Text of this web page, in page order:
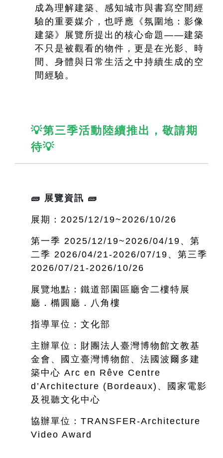
成為理解建築、感知城市與書寫空間經
驗的重要媒介，也呼應《氛圍地：影像
建築》展覽所提出的核心命題——建築
不只是被觀看的物件，更是在光影、時
間、身體與日常生活之中持續生成的空
間經驗。
💡第三季活動陸續推出，敬請期
待💡
🧱 展覽資訊 🧱
展期：2025/12/19~2026/10/26
第一季 2025/12/19~ 2026/04/19、第
二季 2026/04/21-2026/07/19、第三季
2026/07/21-2026/10/26
展覽地點：鐵道部園區廳舍二樓特展
廳．橢圓廳．八角樓
指導單位：文化部
主辦單位：財團法人臺灣博物館文教基
金會、國立臺灣博物館、法國波爾多建
築中心 Arc en Rêve Centre
d’Architecture (Bordeaux)、國家電影
及視聽文化中心
協辦單位：TRANSFER-Architecture
Video Award